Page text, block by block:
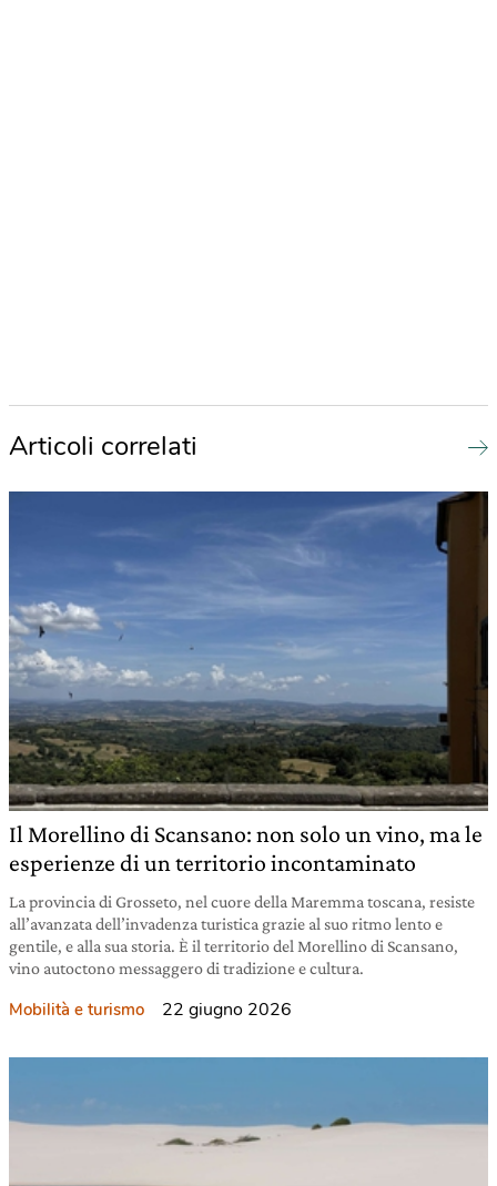
Articoli correlati
Il Morellino di Scansano: non solo un vino, ma le
esperienze di un territorio incontaminato
La provincia di Grosseto, nel cuore della Maremma toscana, resiste
all’avanzata dell’invadenza turistica grazie al suo ritmo lento e
gentile, e alla sua storia. È il territorio del Morellino di Scansano,
vino autoctono messaggero di tradizione e cultura.
Mobilità e turismo 22 giugno 2026